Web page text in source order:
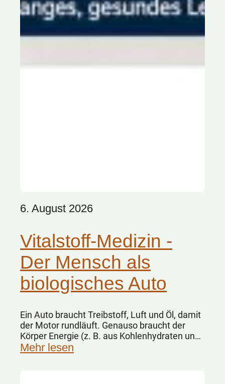
6. August 2026
Vitalstoff-Medizin -
Der Mensch als
biologisches Auto
Ein Auto braucht Treibstoff, Luft und Öl, damit
der Motor rundläuft. Genauso braucht der
Körper Energie (z. B. aus Kohlenhydraten und
Fetten), Sauerstoff und Vitalstoffe.
Mehr lesen